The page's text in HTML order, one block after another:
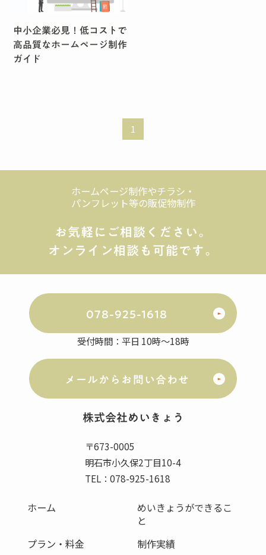
中小企業必見！低コストで
高品質なホームページ制作
ガイド
1
ホームページ制作やチラシ・
パンフレット等の販促物制作
お気軽にご相談ください。
オンライン相談も可能です。
078-925-1618
受付時間：平日 10時～18時
メールからお問い合わせ
株式会社めいきょう
〒673-0005
明石市小久保2丁目10-4
TEL：078-925-1618
ホーム
めいきょうができるこ
と
プラン・料金
制作実績